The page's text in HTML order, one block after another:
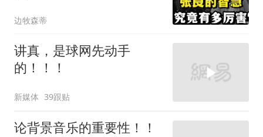
边牧森蒂
讲真，是球网先动手
的！！！
新媒体 39跟贴
论背景音乐的重要性！！